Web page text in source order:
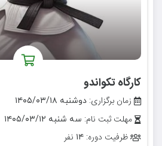
کارگاه تکواندو
زمان برگزاری: دوشنبه ۱۴۰۵/۰۳/۱۸
مهلت ثبت نام: سه شنبه ۱۴۰۵/۰۳/۱۲
ظرفیت دوره: ۱۴ نفر